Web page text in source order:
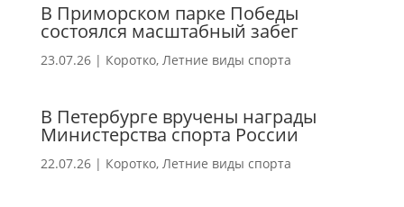
В Приморском парке Победы
состоялся масштабный забег
23.07.26| Коротко, Летние виды спорта
В Петербурге вручены награды
Министерства спорта России
22.07.26| Коротко, Летние виды спорта